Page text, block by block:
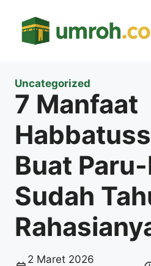
Uncategorized
7 Manfaat
Buat
Sudah
2 Maret 2026